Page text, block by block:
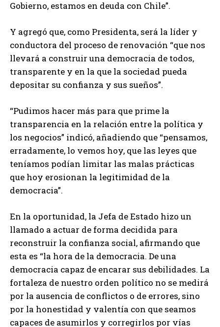
Gobierno, estamos en deuda con Chile”.
Y agregó que, como Presidenta, será la líder y
conductora del proceso de renovación “que nos
llevará a construir una democracia de todos,
transparente y en la que la sociedad pueda
depositar su confianza y sus sueños”.
“Pudimos hacer más para que prime la
transparencia en la relación entre la política y
los negocios” indicó, añadiendo que “pensamos,
erradamente, lo vemos hoy, que las leyes que
teníamos podían limitar las malas prácticas
que hoy erosionan la legitimidad de la
democracia”.
En la oportunidad, la Jefa de Estado hizo un
llamado a actuar de forma decidida para
reconstruir la confianza social, afirmando que
esta es “la hora de la democracia. De una
democracia capaz de encarar sus debilidades. La
fortaleza de nuestro orden político no se medirá
por la ausencia de conflictos o de errores, sino
por la honestidad y valentía con que seamos
capaces de asumirlos y corregirlos por vías